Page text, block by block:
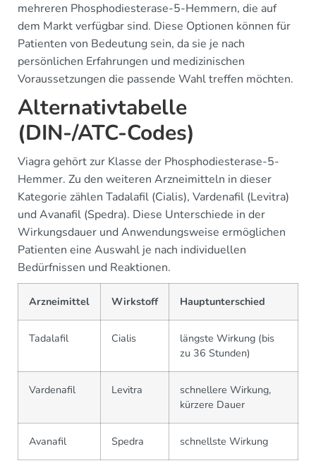
mehreren Phosphodiesterase-5-Hemmern, die auf
dem Markt verfügbar sind. Diese Optionen können für
Patienten von Bedeutung sein, da sie je nach
persönlichen Erfahrungen und medizinischen
Voraussetzungen die passende Wahl treffen möchten.
Alternativtabelle
(DIN-/ATC-Codes)
Viagra gehört zur Klasse der Phosphodiesterase-5-
Hemmer. Zu den weiteren Arzneimitteln in dieser
Kategorie zählen Tadalafil (Cialis), Vardenafil (Levitra)
und Avanafil (Spedra). Diese Unterschiede in der
Wirkungsdauer und Anwendungsweise ermöglichen
Patienten eine Auswahl je nach individuellen
Bedürfnissen und Reaktionen.
Arzneimittel Wirkstoff Hauptunterschied
Tadalafil Cialis
längste Wirkung (bis
zu 36 Stunden)
Vardenafil Levitra
schnellere Wirkung,
kürzere Dauer
Avanafil Spedra schnellste Wirkung